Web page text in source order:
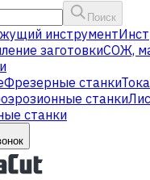
Поиск
инструмент
заготовкиСОЖ,
Фрезерные станки
станки
станки